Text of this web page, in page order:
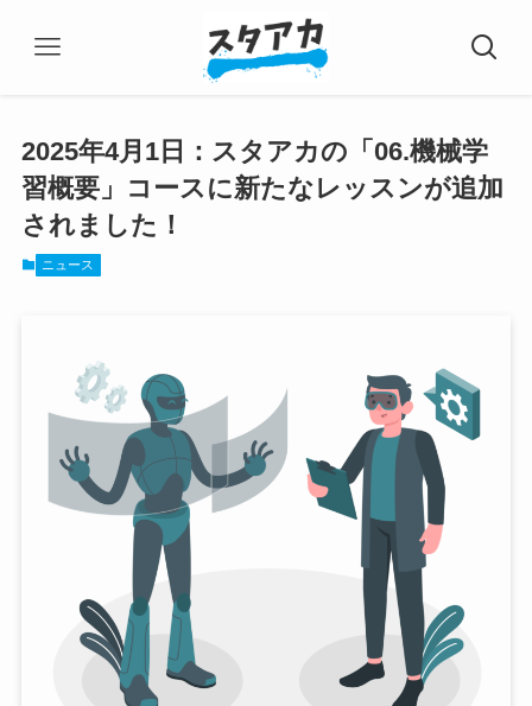
2025年4月1日：スタアカの「06.機械学
習概要」コースに新たなレッスンが追加
されました！
ニュース